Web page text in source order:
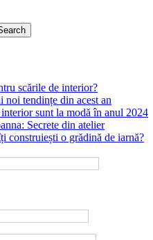
scările de interior?
noi tendințe din acest an
sunt la modă în anul 2024
Secrete din atelier
construiești o grădină de iarnă?